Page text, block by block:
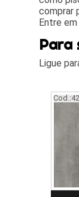
comprar
Entre
Para
Ligue
Cod.: